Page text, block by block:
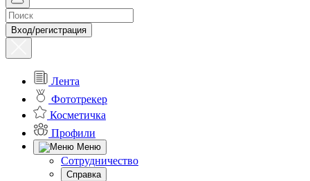
Вход/регистрация
Лента
Фототрекер
Косметичка
Профили
Меню
Сотрудничество
Справка